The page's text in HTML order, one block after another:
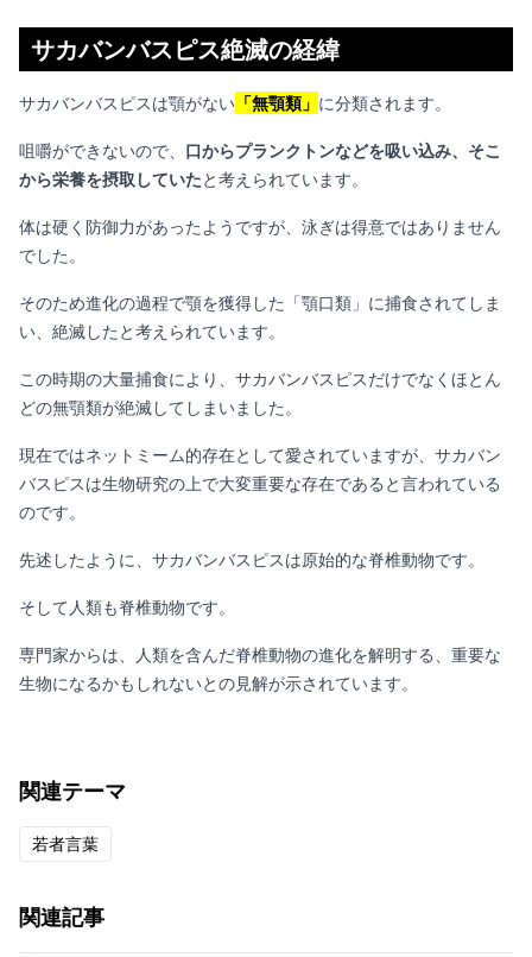
サカバンバスピス絶滅の経緯
サカバンバスピスは顎がない 「無顎類」 に分類されます。
咀嚼ができないので、 口からプランクトンなどを吸い込み、そこ
から栄養を摂取していたと考えられています。
体は硬く防御力があったようですが、泳ぎは得意ではありません
でした。
そのため進化の過程で顎を獲得した「顎口類」に捕食されてしま
い、絶滅したと考えられています。
この時期の大量捕食により、サカバンバスピスだけでなくほとん
どの無顎類が絶滅してしまいました。
現在ではネットミーム的存在として愛されていますが、サカバン
バスピスは生物研究の上で大変重要な存在であると言われている
のです。
先述したように、サカバンバスピスは原始的な脊椎動物です。
そして人類も脊椎動物です。
専門家からは、人類を含んだ脊椎動物の進化を解明する、重要な
生物になるかもしれないとの見解が示されています。
関連テーマ
若者言葉
関連記事